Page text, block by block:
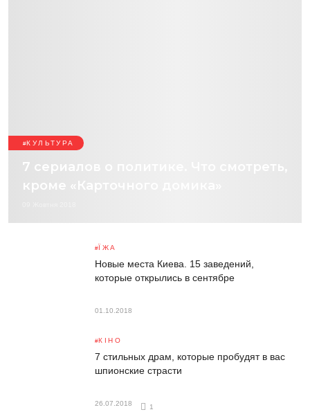
КУЛЬТУРА
7 сериалов о политике. Что смотреть,
кроме «Карточного домика»
ЇЖА
Новые места Киева. 15 заведений,
которые открылись в сентябре
01.10.2018
КІНО
7 стильных драм, которые пробудят в вас
шпионские страсти
26.07.2018
1